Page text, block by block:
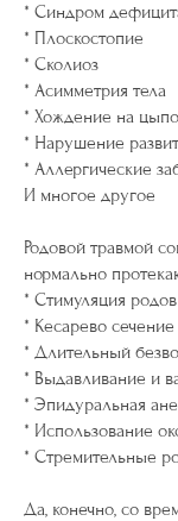
* Синдром
* Плоскостопие
* Сколиоз
* Асимметрия тела
* Хождение на
* Нарушение
* Аллергические
И многое другое
Родовой травмой
нормально
* Стимуляция
* Кесарево сечение
* Длительный
* Выдавливание и
* Эпидуральная
* Использование
* Стремительные
Да, конечно, со